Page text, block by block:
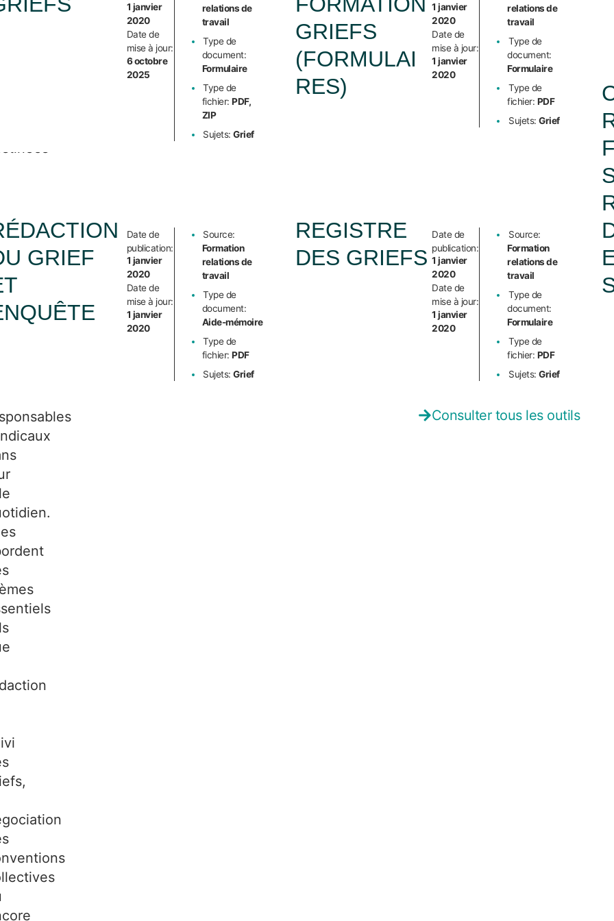
1 janvier
2020
Date de
mise à jour:
6 octobre
2025
relations de
travail
Type de
document:
Formulaire
Type de
fichier:PDF,
ZIP
Sujets:Grief
GRIEFS
(FORMULAI
RES)
1 janvier
2020
Date de
mise à jour:
1 janvier
2020
relations de
travail
Type de
document:
Formulaire
Type de
fichier: PDF
Sujets:Grief
GRIEF
Date de
publication:
1 janvier
2020
Date de
mise à jour:
1 janvier
2020
Source:
Formation
relations de
travail
Type de
document:
Aide-mémoire
Type de
fichier:PDF
Sujets:Grief
REGISTRE
DES GRIEFS
Date de
publication:
1 janvier
2020
Date de
mise à jour:
1 janvier
2020
Source:
Formation
relations de
travail
Type de
document:
Formulaire
Type de
fichier: PDF
Sujets:Grief
Consulter tous les outils